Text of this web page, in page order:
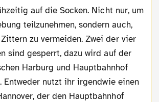
auf die Socken. Nicht nur, um
teilzunehmen, sondern auch,
zu vermeiden. Zwei der vier
sind gesperrt, dazu wird auf der
Harburg und Hauptbahnhof
Entweder nutzt ihr irgendwie einen
der den Hauptbahnhof